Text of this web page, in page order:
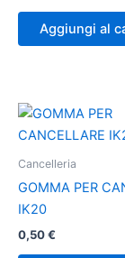
Aggiungi al
Cancelleria
GOMMA PER
IK20
0,50€